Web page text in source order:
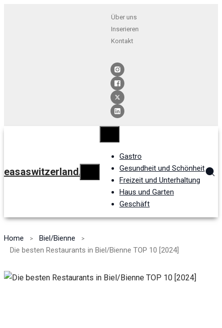
Über uns
Inserieren
Kontakt
easaswitzerland.ch
Gastro
Gesundheit und Schönheit
Freizeit und Unterhaltung
Haus und Garten
Geschäft
Home
Biel/Bienne
Die besten Restaurants in Biel/Bienne TOP 10 [2024]